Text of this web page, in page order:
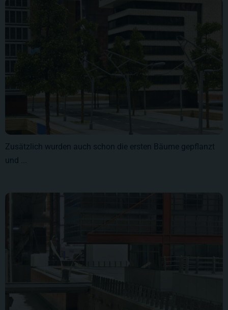
Zusätzlich wurden auch schon die ersten Bäume gepflanzt
und ...